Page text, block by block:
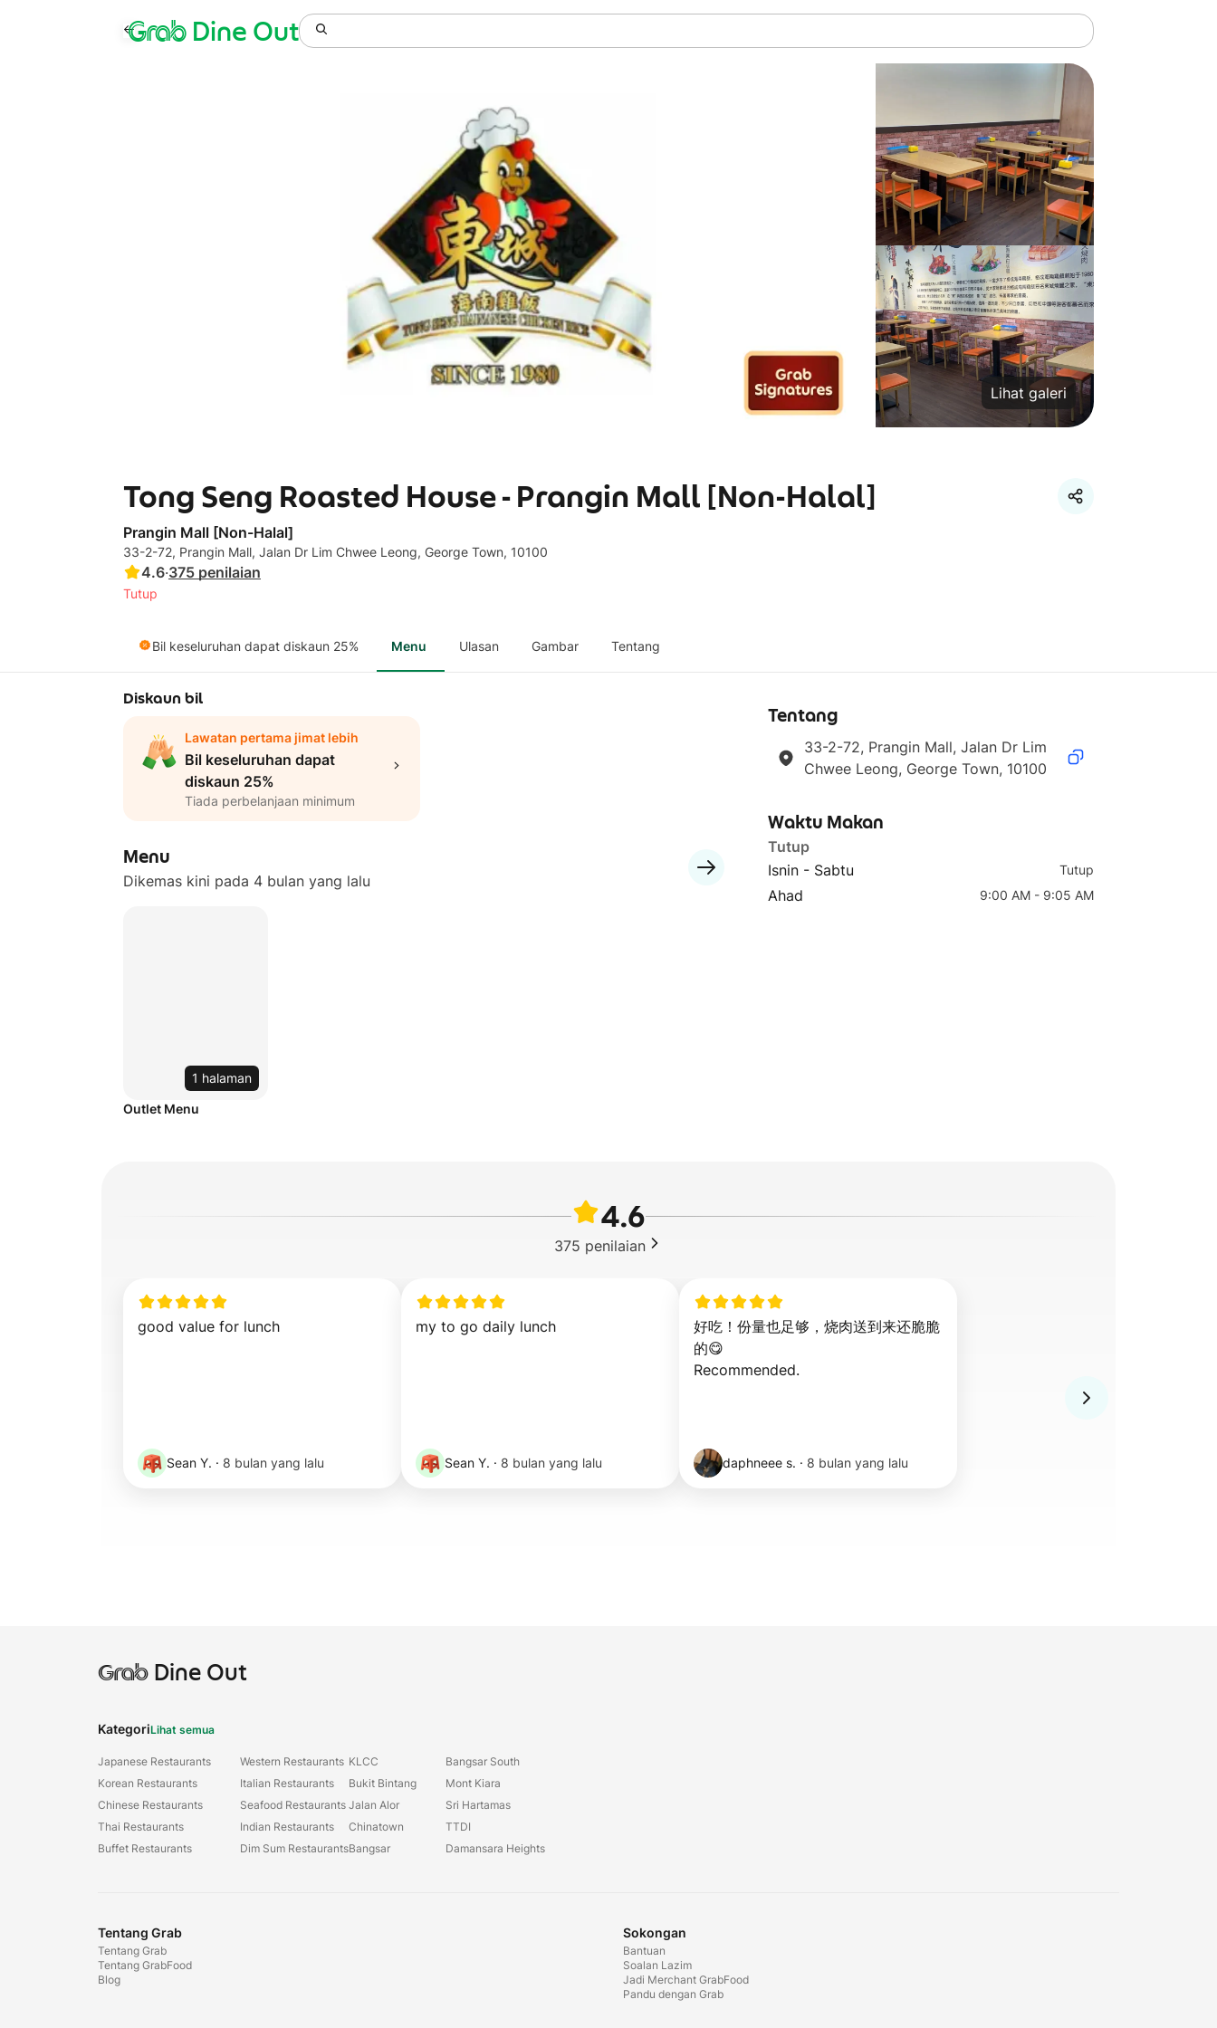
GrabDine Out
Lihat galeri
Tong Seng Roasted House - Prangin Mall [Non-Halal]
Prangin Mall [Non-Halal]
33-2-72, Prangin Mall, Jalan Dr Lim Chwee Leong, George Town, 10100
4.6·375 penilaian
Tutup
Bil keseluruhan dapat diskaun 25% Menu Ulasan Gambar Tentang
Diskaun bil
Lawatan pertama jimat lebih
Bil keseluruhan dapat
diskaun 25%
Tiada perbelanjaan minimum
Menu
Dikemas kini pada 4 bulan yang lalu
1 halaman
Outlet Menu
Tentang
33-2-72, Prangin Mall, Jalan Dr Lim
Chwee Leong, George Town, 10100
Waktu Makan
Tutup
Isnin - Sabtu
Tutup
Ahad 9:00 AM - 9:05 AM
4.6
375 penilaian
good value for lunch
Sean Y. · 8 bulan yang lalu
my to go daily lunch
Sean Y. · 8 bulan yang lalu
好吃！份量也足够，烧肉送到来还脆脆
的😋
Recommended.
daphneee s. · 8 bulan yang lalu
GrabDine Out
KategoriLihat semua
Japanese Restaurants
Korean Restaurants
Chinese Restaurants
Thai Restaurants
Buffet Restaurants
Western Restaurants
Italian Restaurants
Seafood Restaurants
Indian Restaurants
Dim Sum Restaurants
KLCC
Bukit Bintang
Jalan Alor
Chinatown
Bangsar
Bangsar South
Mont Kiara
Sri Hartamas
TTDI
Damansara Heights
Tentang Grab
Tentang Grab
Tentang GrabFood
Blog
Sokongan
Bantuan
Soalan Lazim
Jadi Merchant GrabFood
Pandu dengan Grab